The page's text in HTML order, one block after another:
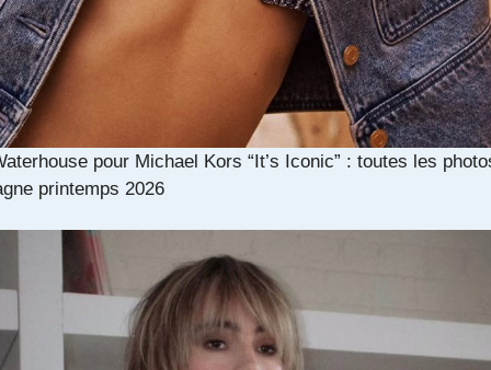
pour Michael Kors “It’s Iconic” : toutes les
printemps 2026